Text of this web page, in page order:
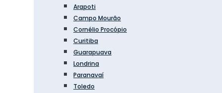
Arapoti
Campo Mourão
Cornélio Procópio
Curitiba
Guarapuava
Londrina
Paranavaí
Toledo